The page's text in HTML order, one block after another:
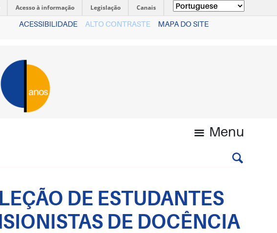
Acesso à informação Legislação Canais
ACESSIBILIDADE ALTO CONTRASTE MAPA DO SITE
Menu
DE ESTUDANTES
DE DOCÊNCIA